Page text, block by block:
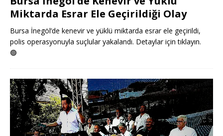
Miktarda Esrar Ele Geçirildiği Olay
Bursa İnegöl’de kenevir ve yüklü miktarda esrar ele geçirildi,
polis operasyonuyla suçlular yakalandı. Detaylar için tıklayın.
🟢